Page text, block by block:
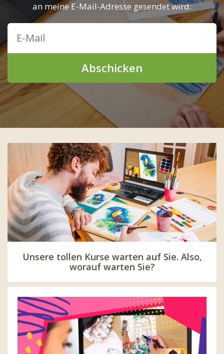
an meine E-Mail-Adresse gesendet wird:
Abschicken
Unsere tollen Kurse warten auf Sie. Also,
worauf warten Sie?